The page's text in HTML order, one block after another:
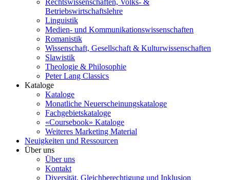
Rechtswissenschaften, Volks- &
Betriebswirtschaftslehre
Linguistik
Medien- und Kommunikationswissenschaften
Romanistik
Wissenschaft, Gesellschaft & Kulturwissenschaften
Slawistik
Theologie & Philosophie
Peter Lang Classics
Kataloge
Kataloge
Monatliche Neuerscheinungskataloge
Fachgebietskataloge
«Coursebook» Kataloge
Weiteres Marketing Material
Neuigkeiten und Ressourcen
Über uns
Über uns
Kontakt
Diversität, Gleichberechtigung und Inklusion